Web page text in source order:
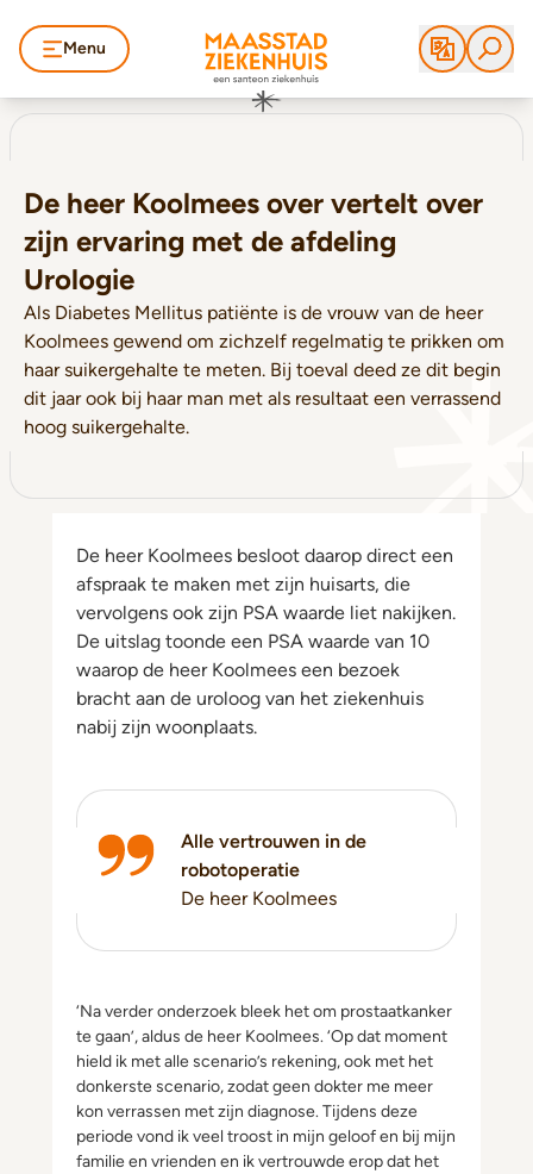
Menu
De heer Koolmees over vertelt over
zijn ervaring met de afdeling
Urologie
Als Diabetes Mellitus patiënte is de vrouw van de heer
Koolmees gewend om zichzelf regelmatig te prikken om
haar suikergehalte te meten. Bij toeval deed ze dit begin
dit jaar ook bij haar man met als resultaat een verrassend
hoog suikergehalte.
De heer Koolmees besloot daarop direct een
afspraak te maken met zijn huisarts, die
vervolgens ook zijn PSA waarde liet nakijken.
De uitslag toonde een PSA waarde van 10
waarop de heer Koolmees een bezoek
bracht aan de uroloog van het ziekenhuis
nabij zijn woonplaats.
Alle vertrouwen in de
robotoperatie
De heer Koolmees
‘Na verder onderzoek bleek het om prostaatkanker
te gaan’, aldus de heer Koolmees. ‘Op dat moment
hield ik met alle scenario’s rekening, ook met het
donkerste scenario, zodat geen dokter me meer
kon verrassen met zijn diagnose. Tijdens deze
periode vond ik veel troost in mijn geloof en bij mijn
familie en vrienden en ik vertrouwde erop dat het